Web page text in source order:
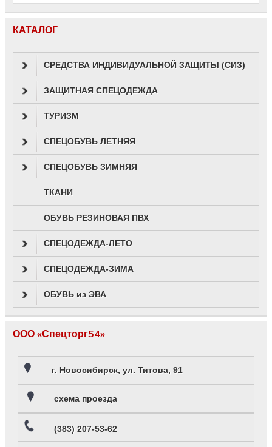
КАТАЛОГ
СРЕДСТВА ИНДИВИДУАЛЬНОЙ ЗАЩИТЫ (СИЗ)
ЗАЩИТНАЯ СПЕЦОДЕЖДА
ТУРИЗМ
СПЕЦОБУВЬ ЛЕТНЯЯ
СПЕЦОБУВЬ ЗИМНЯЯ
ТКАНИ
ОБУВЬ РЕЗИНОВАЯ ПВХ
СПЕЦОДЕЖДА-ЛЕТО
СПЕЦОДЕЖДА-ЗИМА
ОБУВЬ из ЭВА
ООО «Спецторг54»
г. Новосибирск, ул. Титова, 91
схема проезда
(383) 207-53-62